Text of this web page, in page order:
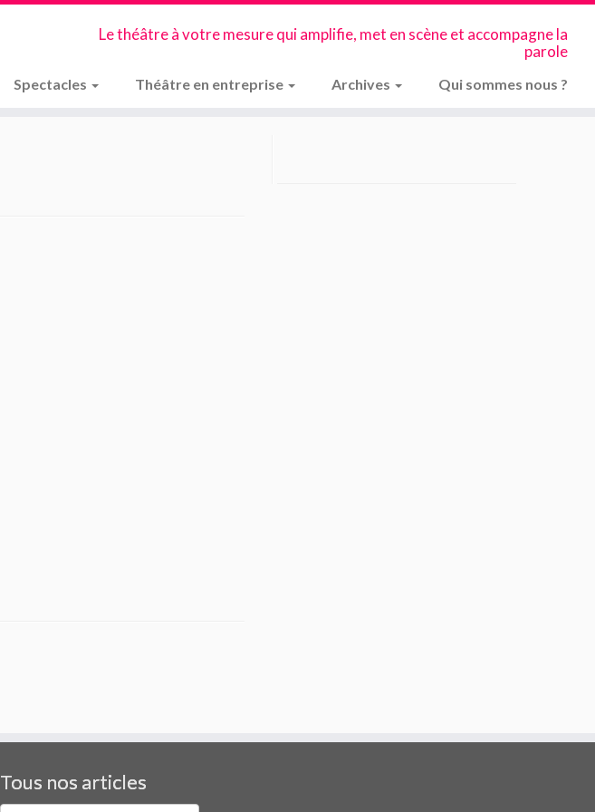
Le théâtre à votre mesure qui amplifie, met en scène et accompagne la
parole
Spectacles Théâtre en entreprise Archives Qui sommes nous ?
Tous nos articles